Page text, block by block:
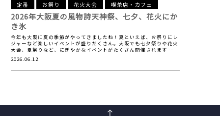
定番 お祭り 花火大会 喫茶店・カフェ
2026年大阪夏の風物詩天神祭、七夕、花火にか
き氷
今年も大阪に夏の季節がやってきましたね！夏といえば、お祭りにレ
ジャーなど楽しいイベントが盛りだくさん。大阪でも七夕祭りや花火
大会、夏祭りなど、にぎやかなイベントがたくさん開催されます …
2026.06.12